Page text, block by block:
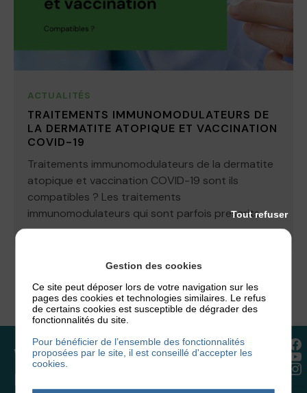
ACTUALITÉS
TRAITEMENTS IMMUNOMODULATEURS DE
LA DERMATITE ATOPIQUE ET VACCINATION
COVID-19
Traitements immunomodulateurs de la dermatite
atopique et vaccination COVID-19 sont ils
compatibles ? Les traitements
immunomodulateurs qui sont parfois prescrits...
Vous souhaitez rejoindre
l’association ou faire un don ?
Gestion des cookies
Ce site peut déposer lors de votre navigation sur les
pages des cookies et technologies similaires. Le refus
de certains cookies est susceptible de dégrader des
fonctionnalités du site.
Pour bénéficier de l’ensemble des fonctionnalités
proposées par le site, il est conseillé d'accepter les
cookies.
Tout refuser